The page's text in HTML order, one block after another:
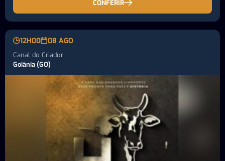
CONFERIR
12H00 08 AGO
Canal do Criador
Goiânia (GO)